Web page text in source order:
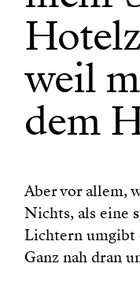
weil
dem
Aber vor allem,
Nichts, als eine
Lichtern umgibt
Ganz nah dran